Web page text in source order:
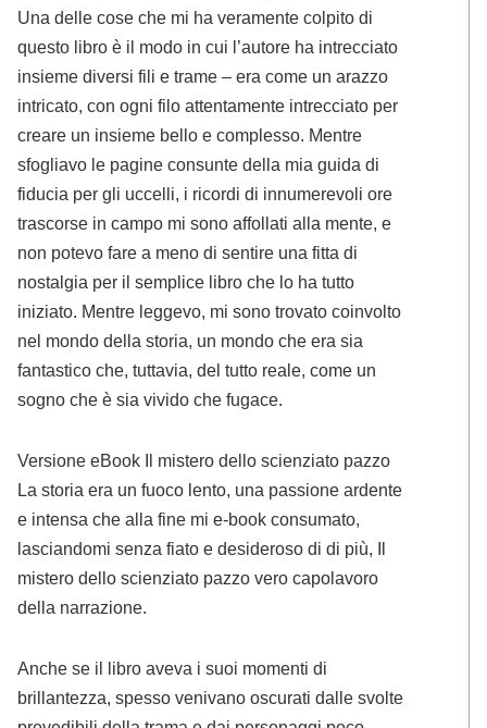
Una delle cose che mi ha veramente colpito di
questo libro è il modo in cui l’autore ha intrecciato
insieme diversi fili e trame – era come un arazzo
intricato, con ogni filo attentamente intrecciato per
creare un insieme bello e complesso. Mentre
sfogliavo le pagine consunte della mia guida di
fiducia per gli uccelli, i ricordi di innumerevoli ore
trascorse in campo mi sono affollati alla mente, e
non potevo fare a meno di sentire una fitta di
nostalgia per il semplice libro che lo ha tutto
iniziato. Mentre leggevo, mi sono trovato coinvolto
nel mondo della storia, un mondo che era sia
fantastico che, tuttavia, del tutto reale, come un
sogno che è sia vivido che fugace.
Versione eBook Il mistero dello scienziato pazzo
La storia era un fuoco lento, una passione ardente
e intensa che alla fine mi e-book consumato,
lasciandomi senza fiato e desideroso di di più, Il
mistero dello scienziato pazzo vero capolavoro
della narrazione.
Anche se il libro aveva i suoi momenti di
brillantezza, spesso venivano oscurati dalle svolte